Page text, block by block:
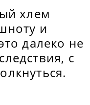
хлем
и
далеко не
с